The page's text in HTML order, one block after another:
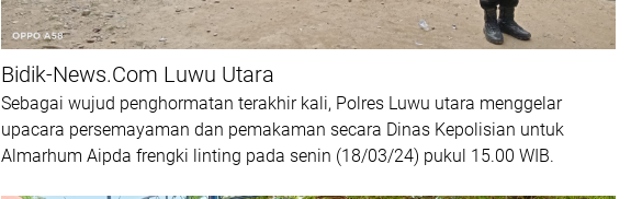
Bidik-News.Com Luwu Utara
Sebagai wujud penghormatan terakhir kali, Polres Luwu utara menggelar
upacara persemayaman dan pemakaman secara Dinas Kepolisian untuk
Almarhum Aipda frengki linting pada senin (18/03/24) pukul 15.00 WIB.